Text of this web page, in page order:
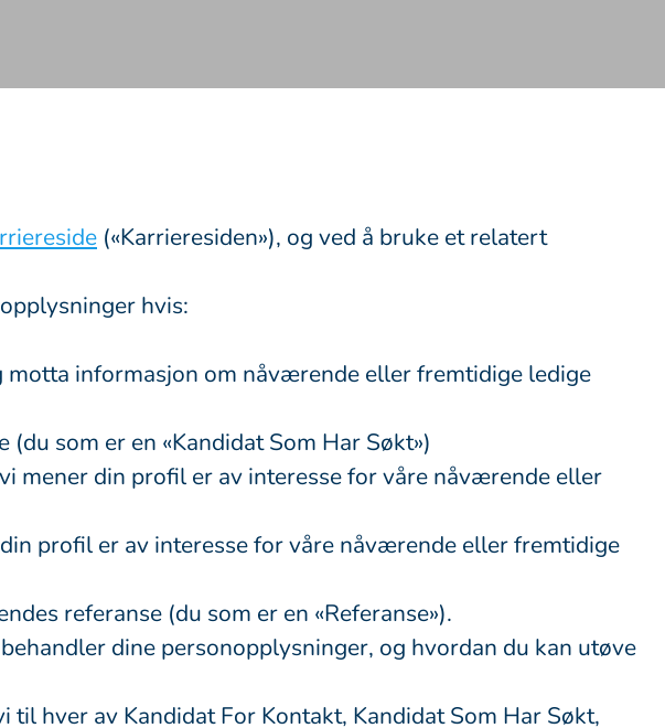
(«Karrieresiden»), og ved å bruke et relatert
hvis:
informasjon om nåværende eller fremtidige ledige
som er en «Kandidat Som Har Søkt»)
mener din profil er av interesse for våre nåværende eller
profil er av interesse for våre nåværende eller fremtidige
referanse (du som er en «Referanse»).
dine personopplysninger, og hvordan du kan utøve
hver av Kandidat For Kontakt, Kandidat Som Har Søkt,